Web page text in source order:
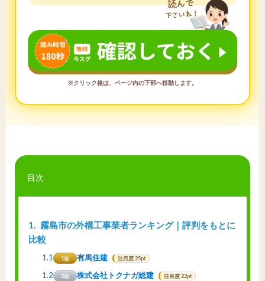
※クリック後は、ページ内の下部へ移動します。
目次
1
霧島市の外構工事業者ランキング｜評判をもとに
比較
1.1 1位 有馬住建 注目度 25pt
1.2 2位 株式会社トクナガ総建 注目度 22pt